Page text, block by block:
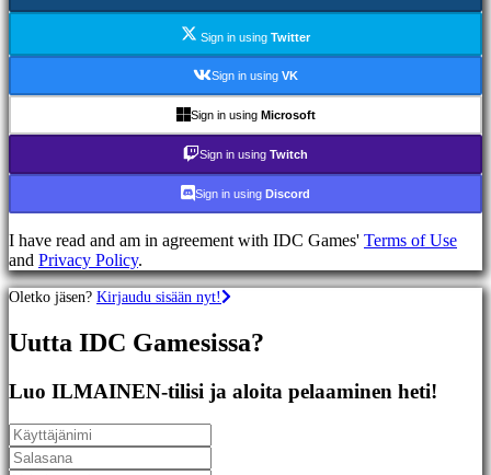
games
games
games
games
games
games
Demot
Yhteisö
Gameplay
sisäiset
Uutiset
Media
Oppaat
Sign in using Twitter
Sign in using VK
Sign in using Microsoft
Sign in using Twitch
Sign in using Discord
I have read and am in agreement with IDC Games' Terms of Use
and Privacy Policy.
Oletko jäsen? Kirjaudu sisään nyt!
Uutta IDC Gamesissa?
Luo ILMAINEN-tilisi ja aloita pelaaminen heti!